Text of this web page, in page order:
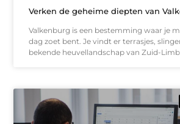
Verken de geheime diepten van
Valkenburg is een bestemming waar je
dag zoet bent. Je vindt er terrasjes,
bekende heuvellandschap van Zuid-